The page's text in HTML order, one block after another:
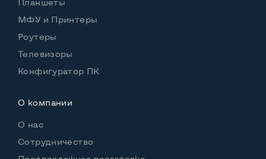
ЦветСеребро
МФУ и Принтеры
Роутеры
Телевизоры
Конфигуратор ПК
О компании
О нас
Сотрудничество